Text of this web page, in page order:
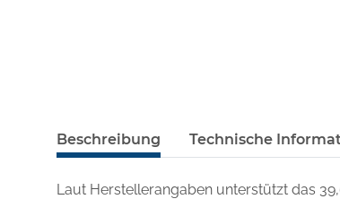
Beschreibung Technische
Laut Herstellerangaben unterstützt das